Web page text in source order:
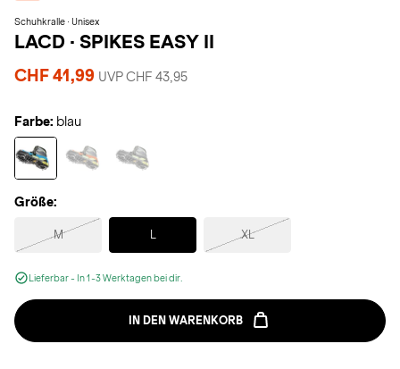
Schuhkralle · Unisex
LACD · SPIKES EASY II
CHF 41,99 UVP CHF 43,95
Farbe: blau
Größe:
M L XL
Lieferbar - In 1-3 Werktagen bei dir.
IN DEN WARENKORB